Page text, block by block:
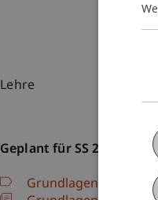
Lehre
Geplant für SS 26
Grundlagenstudio: